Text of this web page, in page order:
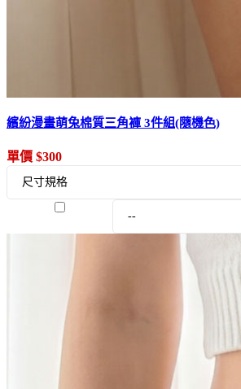
繽紛漫畫萌兔棉質三角褲 3件組(隨機色)
單價 $300